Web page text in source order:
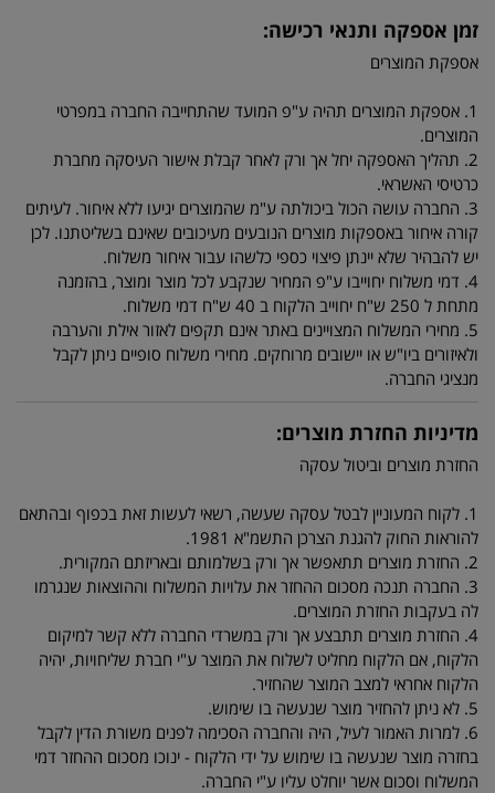
זמן אספקה ותנאי רכישה:
אספקת המוצרים
1. אספקת המוצרים תהיה ע"פ המועד שהתחייבה החברה במפרטי
המוצרים.
2. תהליך האספקה יחל אך ורק לאחר קבלת אישור העיסקה מחברת
כרטיסי האשראי.
3. החברה עושה הכול ביכולתה ע"מ שהמוצרים יגיעו ללא איחור. לעיתים
קורה איחור באספקות מוצרים הנובעים מעיכובים שאינם בשליטתנו. לכן
יש להבהיר שלא יינתן פיצוי כספי כלשהו עבור איחור משלוח.
4. דמי משלוח יחוייבו ע"פ המחיר שנקבע לכל מוצר ומוצר, בהזמנה
מתחת ל 250 ש"ח יחוייב הלקוח ב 40 ש"ח דמי משלוח.
5. מחירי המשלוח המצויינים באתר אינם תקפים לאזור אילת והערבה
ולאיזורים ביו"ש או יישובים מרוחקים. מחירי משלוח סופיים ניתן לקבל
מנציגי החברה.
מדיניות החזרת מוצרים:
החזרת מוצרים וביטול עסקה
1. לקוח המעוניין לבטל עסקה שעשה, רשאי לעשות זאת בכפוף ובהתאם
להוראות החוק להגנת הצרכן התשמ"א 1981.
2. החזרת מוצרים תתאפשר אך ורק בשלמותם ובאריזתם המקורית.
3. החברה תנכה מסכום ההחזר את עלויות המשלוח וההוצאות שנגרמו
לה בעקבות החזרת המוצרים.
4. החזרת מוצרים תתבצע אך ורק במשרדי החברה ללא קשר למיקום
הלקוח, אם הלקוח מחליט לשלוח את המוצר ע"י חברת שליחויות, יהיה
הלקוח אחראי למצב המוצר שהחזיר.
5. לא ניתן להחזיר מוצר שנעשה בו שימוש.
6. למרות האמור לעיל, היה והחברה הסכימה לפנים משורת הדין לקבל
בחזרה מוצר שנעשה בו שימוש על ידי הלקוח - ינוכו מסכום ההחזר דמי
המשלוח וסכום אשר יוחלט עליו ע"י החברה.